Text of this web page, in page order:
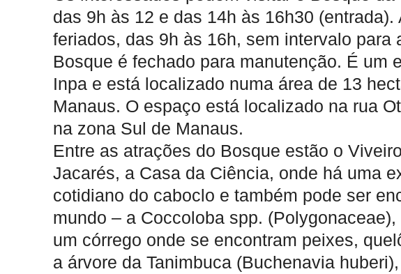
das 9h às 12 e das 14h às 16h30
feriados, das 9h às 16h, sem intervalo para
Bosque é fechado para manutenção. É um
Inpa e está localizado numa área de 13
Manaus. O espaço está localizado na rua
na zona Sul de Manaus.
Entre as atrações do Bosque estão o
Jacarés, a Casa da Ciência, onde há uma
cotidiano do caboclo e também pode ser
mundo – a Coccoloba spp.
um córrego onde se encontram peixes,
a árvore da Tanimbuca (Buchenavia